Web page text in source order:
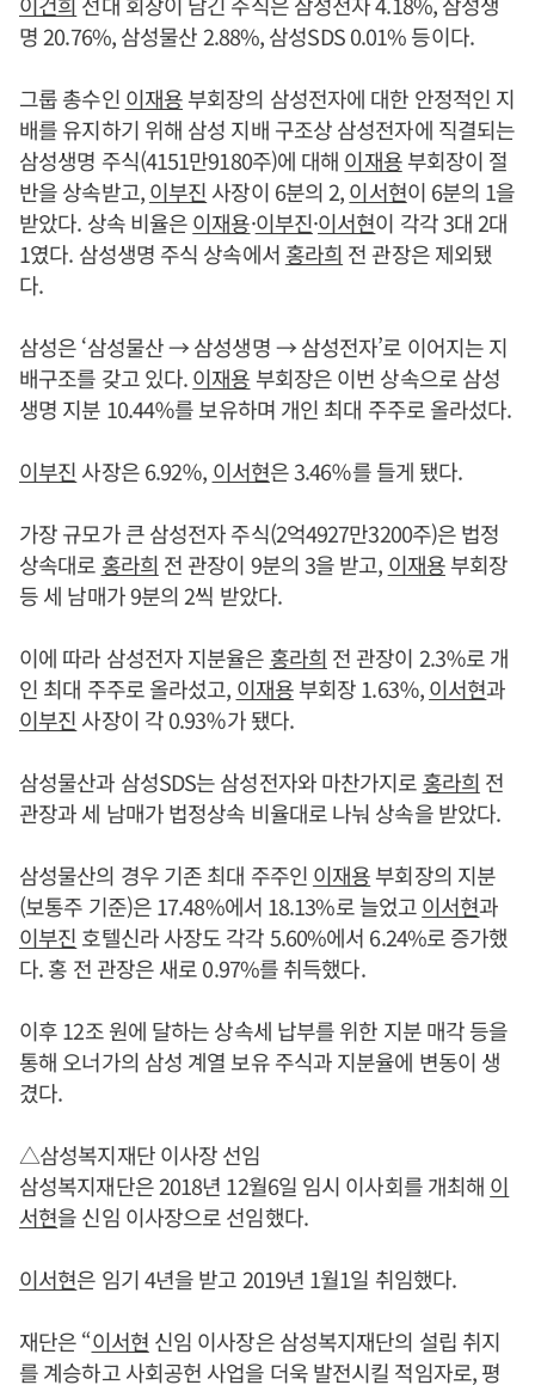
명 20.76%, 삼성물산 2.88%, 삼성SDS 0.01% 등이다.
그룹 총수인 이재용부회장의 삼성전자에 대한 안정적인 지
배를 유지하기 위해 삼성 지배 구조상 삼성전자에 직결되는
삼성생명 주식(4151만9180주)에 대해 이재용부회장이 절
반을 상속받고,이부진 사장이 6분의 2,이서현이 6분의 1을
받았다. 상속 비율은이재용·이부진·이서현이 각각 3대 2대
1였다. 삼성생명 주식 상속에서 홍라희 전 관장은 제외됐
다.
삼성은 ‘삼성물산 → 삼성생명 → 삼성전자’로 이어지는 지
배구조를 갖고 있다.이재용부회장은 이번 상속으로 삼성
생명 지분 10.44％를 보유하며 개인 최대 주주로 올라섰다.
이부진 사장은 6.92％, 이서현은 3.46％를 들게 됐다.
가장 규모가 큰 삼성전자 주식(2억4927만3200주)은 법정
상속대로 홍라희 전 관장이 9분의 3을 받고, 이재용부회장
등 세 남매가 9분의 2씩 받았다.
이에 따라 삼성전자 지분율은 홍라희 전 관장이 2.3％로 개
인 최대 주주로 올라섰고, 이재용부회장 1.63％,이서현과
이부진 사장이 각 0.93％가 됐다.
삼성물산과 삼성SDS는 삼성전자와 마찬가지로 홍라희 전
관장과 세 남매가 법정상속 비율대로 나눠 상속을 받았다.
삼성물산의 경우 기존 최대 주주인 이재용부회장의 지분
(보통주 기준)은 17.48%에서 18.13%로 늘었고이서현과
이부진 호텔신라 사장도 각각 5.60%에서 6.24%로 증가했
다. 홍 전 관장은 새로 0.97%를 취득했다.
이후 12조 원에 달하는 상속세 납부를 위한 지분 매각 등을
통해 오너가의 삼성 계열 보유 주식과 지분율에 변동이 생
겼다.
△삼성복지재단 이사장 선임
삼성복지재단은 2018년 12월6일 임시 이사회를 개최해 이
서현을 신임 이사장으로 선임했다.
이서현은 임기 4년을 받고 2019년 1월1일 취임했다.
재단은 “이서현 신임 이사장은 삼성복지재단의 설립 취지
를 계승하고 사회공헌 사업을 더욱 발전시킬 적임자로, 평